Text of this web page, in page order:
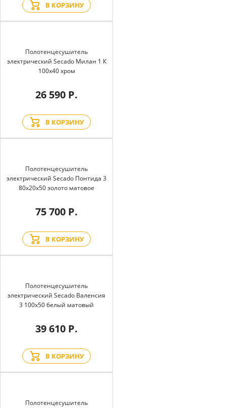
В КОРЗИНУ
Полотенцесушитель
электрический Secado Милан 1 К
100x40 хром
26 590 Р.
В КОРЗИНУ
Полотенцесушитель
электрический Secado Понтида 3
80x20x50 золото матовое
75 700 Р.
В КОРЗИНУ
Полотенцесушитель
электрический Secado Валенсия
3 100x50 белый матовый
39 610 Р.
В КОРЗИНУ
Полотенцесушитель